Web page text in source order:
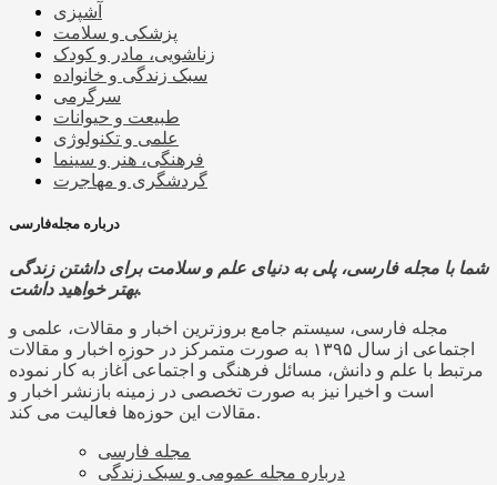
آشپزی
پزشکی و سلامت
زناشویی، مادر و کودک
سبک زندگی و خانواده
سرگرمی
طبیعت و حیوانات
علمی و تکنولوژی
فرهنگی، هنر و سینما
گردشگری و مهاجرت
درباره مجله‌فارسی
شما با مجله فارسی، پلی به دنیای علم و سلامت برای داشتن زندگی
بهتر خواهید داشت.
مجله فارسی، سیستم جامع بروزترین اخبار و مقالات، علمی و
اجتماعی از سال ۱۳۹۵ به صورت متمرکز در حوزه اخبار و مقالات
مرتبط با علم و دانش، مسائل فرهنگی و اجتماعی آغاز به کار نموده
است و اخیرا نیز به صورت تخصصی در زمینه بازنشر اخبار و
مقالات این حوزه‌ها فعالیت می کند.
مجله فارسی
درباره مجله عمومی و سبک زندگی